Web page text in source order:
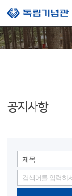
본문 바로가기
공지사항
제목